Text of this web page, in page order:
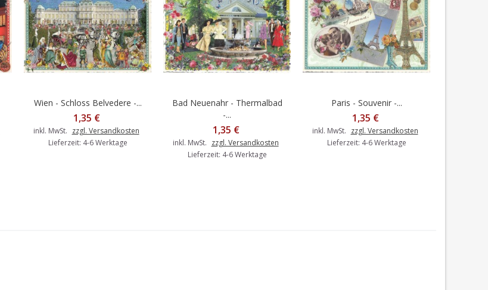
In den Warenkorb
Wien - Schloss Belvedere -...
1,35 €
inkl. MwSt. zzgl. Versandkosten
Lieferzeit: 4-6 Werktage
In den Warenkorb
Bad Neuenahr - Thermalbad
-...
1,35 €
inkl. MwSt. zzgl. Versandkosten
Lieferzeit: 4-6 Werktage
In den Warenkorb
Paris - Souvenir -...
1,35 €
inkl. MwSt. zzgl. Versandkosten
Lieferzeit: 4-6 Werktage